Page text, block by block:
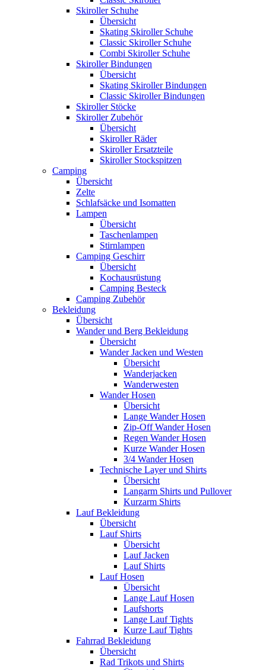
Skiroller Schuhe
Übersicht
Skating Skiroller Schuhe
Classic Skiroller Schuhe
Combi Skiroller Schuhe
Skiroller Bindungen
Übersicht
Skating Skiroller Bindungen
Classic Skiroller Bindungen
Skiroller Stöcke
Skiroller Zubehör
Übersicht
Skiroller Räder
Skiroller Ersatzteile
Skiroller Stockspitzen
Camping
Übersicht
Zelte
Schlafsäcke und Isomatten
Lampen
Übersicht
Taschenlampen
Stirnlampen
Camping Geschirr
Übersicht
Kochausrüstung
Camping Besteck
Camping Zubehör
Bekleidung
Übersicht
Wander und Berg Bekleidung
Übersicht
Wander Jacken und Westen
Übersicht
Wanderjacken
Wanderwesten
Wander Hosen
Übersicht
Lange Wander Hosen
Zip-Off Wander Hosen
Regen Wander Hosen
Kurze Wander Hosen
3/4 Wander Hosen
Technische Layer und Shirts
Übersicht
Langarm Shirts und Pullover
Kurzarm Shirts
Lauf Bekleidung
Übersicht
Lauf Shirts
Übersicht
Lauf Jacken
Lauf Shirts
Lauf Hosen
Übersicht
Lange Lauf Hosen
Laufshorts
Lange Lauf Tights
Kurze Lauf Tights
Fahrrad Bekleidung
Übersicht
Rad Trikots und Shirts